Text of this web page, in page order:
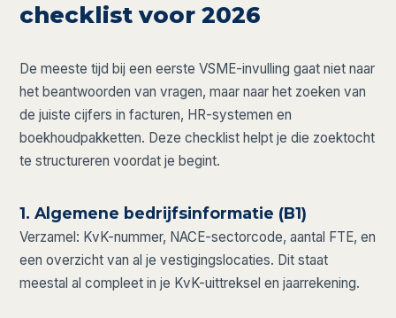
checklist voor 2026
De meeste tijd bij een eerste VSME-invulling gaat niet naar
het beantwoorden van vragen, maar naar het zoeken van
de juiste cijfers in facturen, HR-systemen en
boekhoudpakketten. Deze checklist helpt je die zoektocht
te structureren voordat je begint.
1. Algemene bedrijfsinformatie (B1)
Verzamel: KvK-nummer, NACE-sectorcode, aantal FTE, en
een overzicht van al je vestigingslocaties. Dit staat
meestal al compleet in je KvK-uittreksel en jaarrekening.